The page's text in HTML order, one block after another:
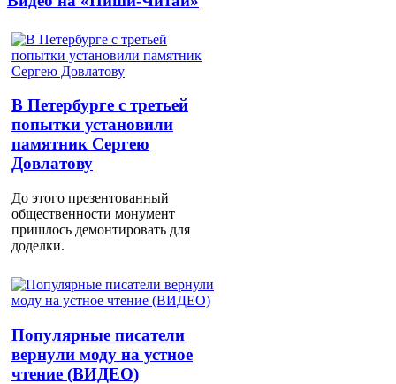
В Петербурге с третьей
попытки установили
памятник Сергею
Довлатову
До этого презентованный
общественности монумент
пришлось демонтировать для
доделки.
Популярные писатели
вернули моду на устное
чтение (ВИДЕО)